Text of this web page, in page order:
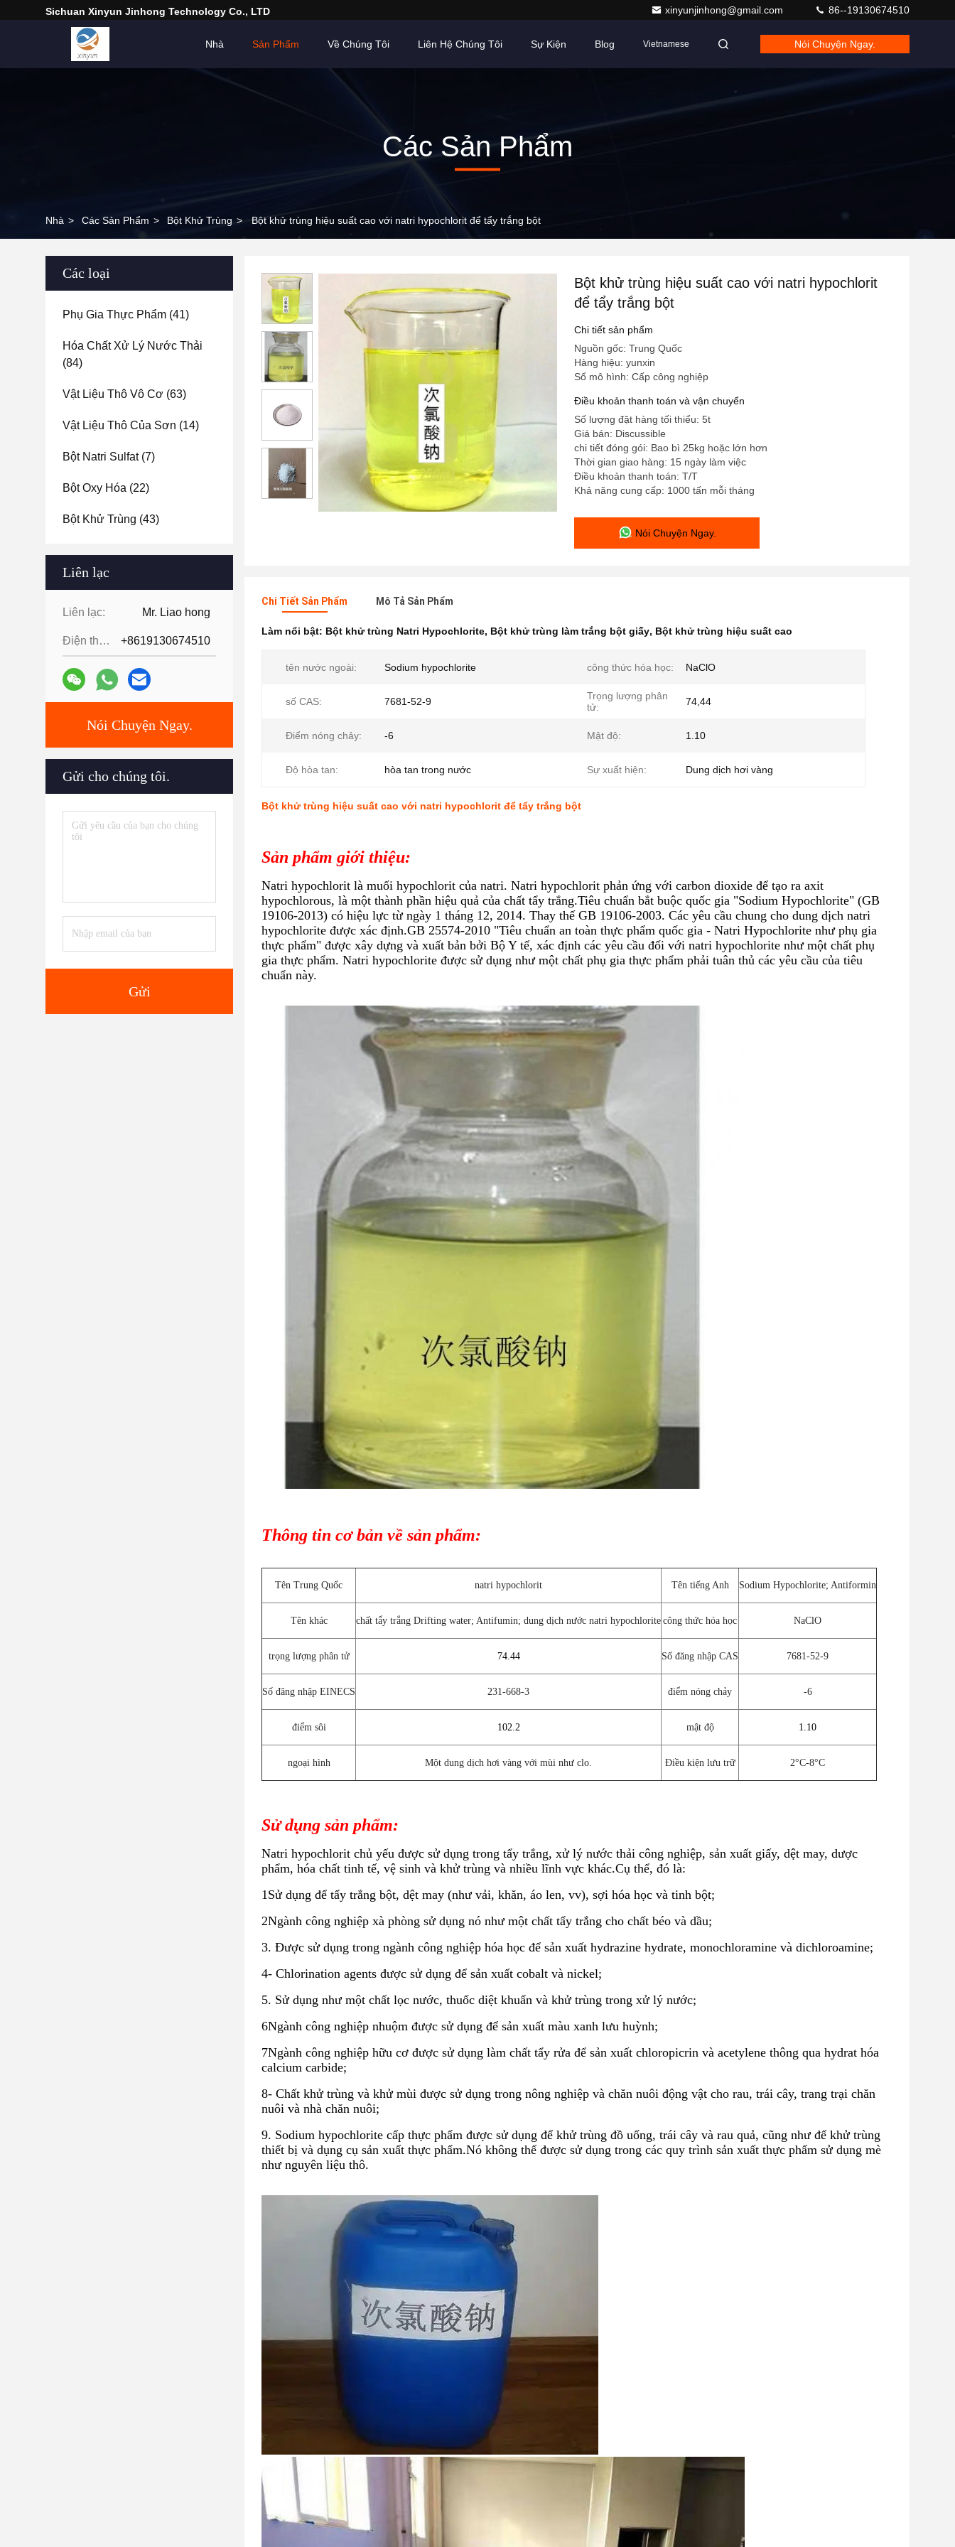
Sichuan Xinyun Jinhong Technology Co., LTD xinyunjinhong@gmail.com 86--19130674510
Nhà Sản Phẩm Về Chúng Tôi Liên Hệ Chúng Tôi Sự Kiện Blog Vietnamese Nói Chuyện Ngay.
Các Sản Phẩm
Nhà > Các Sản Phẩm > Bột Khử Trùng > Bột khử trùng hiệu suất cao với natri hypochlorit để tẩy trắng bột
Các loại
Phụ Gia Thực Phẩm (41)
Hóa Chất Xử Lý Nước Thải
(84)
Vật Liệu Thô Vô Cơ (63)
Vật Liệu Thô Của Sơn (14)
Bột Natri Sulfat(7)
Bột Oxy Hóa (22)
Bột Khử Trùng (43)
Liên lạc
Liên lạc: Mr. Liao hong
Điện thoại: +8619130674510
Nói Chuyện Ngay.
Gửi cho chúng tôi.
Gửi
Bột khử trùng hiệu suất cao với natri hypochlorit
để tẩy trắng bột
Chi tiết sản phẩm
Nguồn gốc: Trung Quốc
Hàng hiệu: yunxin
Số mô hình: Cấp công nghiệp
Điều khoản thanh toán và vận chuyển
Số lượng đặt hàng tối thiểu: 5t
Giá bán: Discussible
chi tiết đóng gói: Bao bì 25kg hoặc lớn hơn
Thời gian giao hàng: 15 ngày làm việc
Điều khoản thanh toán: T/T
Khả năng cung cấp: 1000 tấn mỗi tháng
Nói Chuyện Ngay.
Chi Tiết Sản Phẩm Mô Tả Sản Phẩm
Làm nổi bật: Bột khử trùng Natri Hypochlorite, Bột khử trùng làm trắng bột giấy, Bột khử trùng hiệu suất cao
tên nước ngoài: Sodium hypochlorite công thức hóa học: NaClO
số CAS: 7681-52-9
Trọng lượng phân
tử:
74,44
Điểm nóng chảy: -6 Mật độ: 1.10
Độ hòa tan: hòa tan trong nước Sự xuất hiện: Dung dịch hơi vàng
Bột khử trùng hiệu suất cao với natri hypochlorit để tẩy trắng bột
Sản phẩm giới thiệu:
Natri hypochlorit là muối hypochlorit của natri. Natri hypochlorit phản ứng với carbon dioxide để tạo ra axit
hypochlorous, là một thành phần hiệu quả của chất tẩy trắng.Tiêu chuẩn bắt buộc quốc gia "Sodium Hypochlorite" (GB
19106-2013) có hiệu lực từ ngày 1 tháng 12, 2014. Thay thế GB 19106-2003. Các yêu cầu chung cho dung dịch natri
hypochlorite được xác định.GB 25574-2010 "Tiêu chuẩn an toàn thực phẩm quốc gia - Natri Hypochlorite như phụ gia
thực phẩm" được xây dựng và xuất bản bởi Bộ Y tế, xác định các yêu cầu đối với natri hypochlorite như một chất phụ
gia thực phẩm. Natri hypochlorite được sử dụng như một chất phụ gia thực phẩm phải tuân thủ các yêu cầu của tiêu
chuẩn này.
Thông tin cơ bản về sản phẩm:
Tên Trung Quốc natri hypochlorit Tên tiếng Anh Sodium Hypochlorite; Antiformin
Tên khác chất tẩy trắng Drifting water; Antifumin; dung dịch nước natri hypochlorite công thức hóa học NaClO
trọng lượng phân tử 74.44 Số đăng nhập CAS 7681-52-9
Số đăng nhập EINECS 231-668-3 điểm nóng chảy -6
điểm sôi 102.2 mật độ 1.10
ngoại hình Một dung dịch hơi vàng với mùi như clo. Điều kiện lưu trữ 2°C-8°C
Sử dụng sản phẩm:
Natri hypochlorit chủ yếu được sử dụng trong tẩy trắng, xử lý nước thải công nghiệp, sản xuất giấy, dệt may, dược
phẩm, hóa chất tinh tế, vệ sinh và khử trùng và nhiều lĩnh vực khác.Cụ thể, đó là:
1Sử dụng để tẩy trắng bột, dệt may (như vải, khăn, áo len, vv), sợi hóa học và tinh bột;
2Ngành công nghiệp xà phòng sử dụng nó như một chất tẩy trắng cho chất béo và dầu;
3. Được sử dụng trong ngành công nghiệp hóa học để sản xuất hydrazine hydrate, monochloramine và dichloroamine;
4- Chlorination agents được sử dụng để sản xuất cobalt và nickel;
5. Sử dụng như một chất lọc nước, thuốc diệt khuẩn và khử trùng trong xử lý nước;
6Ngành công nghiệp nhuộm được sử dụng để sản xuất màu xanh lưu huỳnh;
7Ngành công nghiệp hữu cơ được sử dụng làm chất tẩy rửa để sản xuất chloropicrin và acetylene thông qua hydrat hóa
calcium carbide;
8- Chất khử trùng và khử mùi được sử dụng trong nông nghiệp và chăn nuôi động vật cho rau, trái cây, trang trại chăn
nuôi và nhà chăn nuôi;
9. Sodium hypochlorite cấp thực phẩm được sử dụng để khử trùng đồ uống, trái cây và rau quả, cũng như để khử trùng
thiết bị và dụng cụ sản xuất thực phẩm.Nó không thể được sử dụng trong các quy trình sản xuất thực phẩm sử dụng mè
như nguyên liệu thô.